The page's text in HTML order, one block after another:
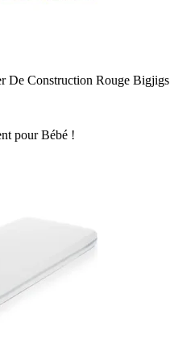
De Construction Rouge Bigjigs
pour Bébé !